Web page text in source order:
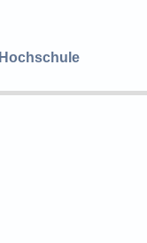
Hochschule